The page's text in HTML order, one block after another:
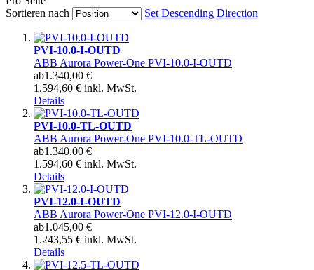
Sortieren nach
Set Descending Direction
PVI-10.0-I-OUTD
ABB Aurora Power-One PVI-10.0-I-OUTD
ab1.340,00 €
1.594,60 € inkl. MwSt.
Details
PVI-10.0-TL-OUTD
ABB Aurora Power-One PVI-10.0-TL-OUTD
ab1.340,00 €
1.594,60 € inkl. MwSt.
Details
PVI-12.0-I-OUTD
ABB Aurora Power-One PVI-12.0-I-OUTD
ab1.045,00 €
1.243,55 € inkl. MwSt.
Details